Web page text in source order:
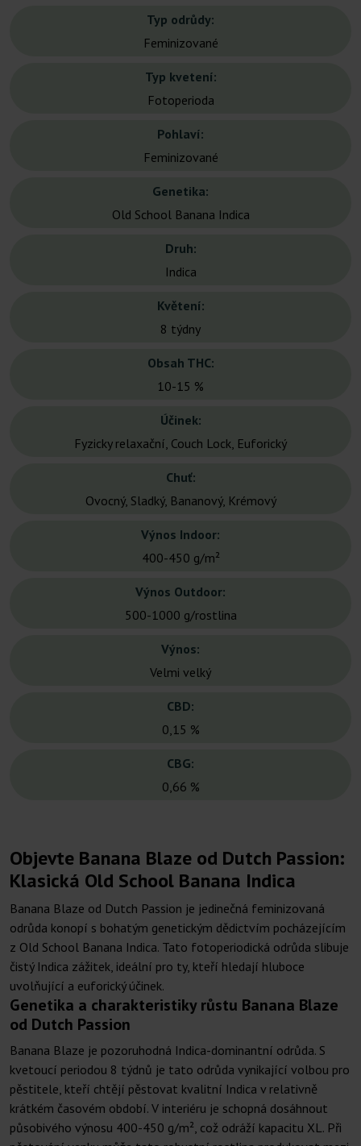
Typ odrůdy:
Feminizované
Typ kvetení:
Fotoperioda
Pohlaví:
Feminizované
Genetika:
Old School Banana Indica
Druh:
Indica
Květení:
8 týdny
Obsah THC:
10-15 %
Účinek:
Fyzicky relaxační, Couch Lock, Euforický
Chuť:
Ovocný, Sladký, Bananový, Krémový
Výnos Indoor:
400-450 g/m²
Výnos Outdoor:
500-1000 g/rostlina
Výnos:
Velmi velký
CBD:
0,15 %
CBG:
0,66 %
Objevte Banana Blaze od Dutch Passion:
Klasická Old School Banana Indica
Banana Blaze od Dutch Passion je jedinečná feminizovaná
odrůda konopí s bohatým genetickým dědictvím pocházejícím
z Old School Banana Indica. Tato fotoperiodická odrůda slibuje
čistý Indica zážitek, ideální pro ty, kteří hledají hluboce
uvolňující a euforický účinek.
Genetika a charakteristiky růstu Banana Blaze
od Dutch Passion
Banana Blaze je pozoruhodná Indica-dominantní odrůda. S
kvetoucí periodou 8 týdnů je tato odrůda vynikající volbou pro
pěstitele, kteří chtějí pěstovat kvalitní Indica v relativně
krátkém časovém období. V interiéru je schopná dosáhnout
působivého výnosu 400-450 g/m², což odráží kapacitu XL. Při